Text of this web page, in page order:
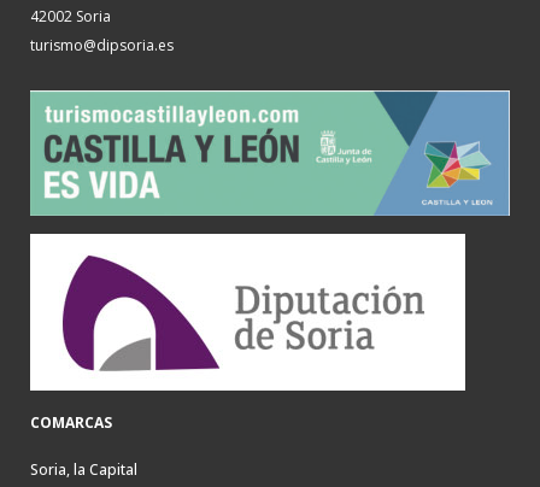
42002 Soria
turismo@dipsoria.es
COMARCAS
Soria, la Capital